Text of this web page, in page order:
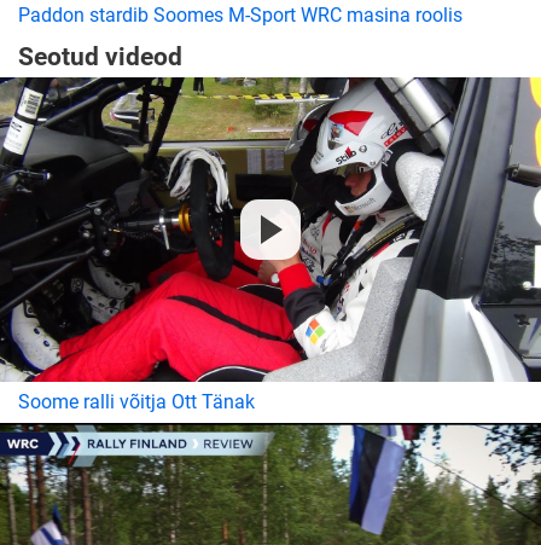
Paddon stardib Soomes M-Sport WRC masina roolis
Seotud videod
Soome ralli võitja Ott Tänak